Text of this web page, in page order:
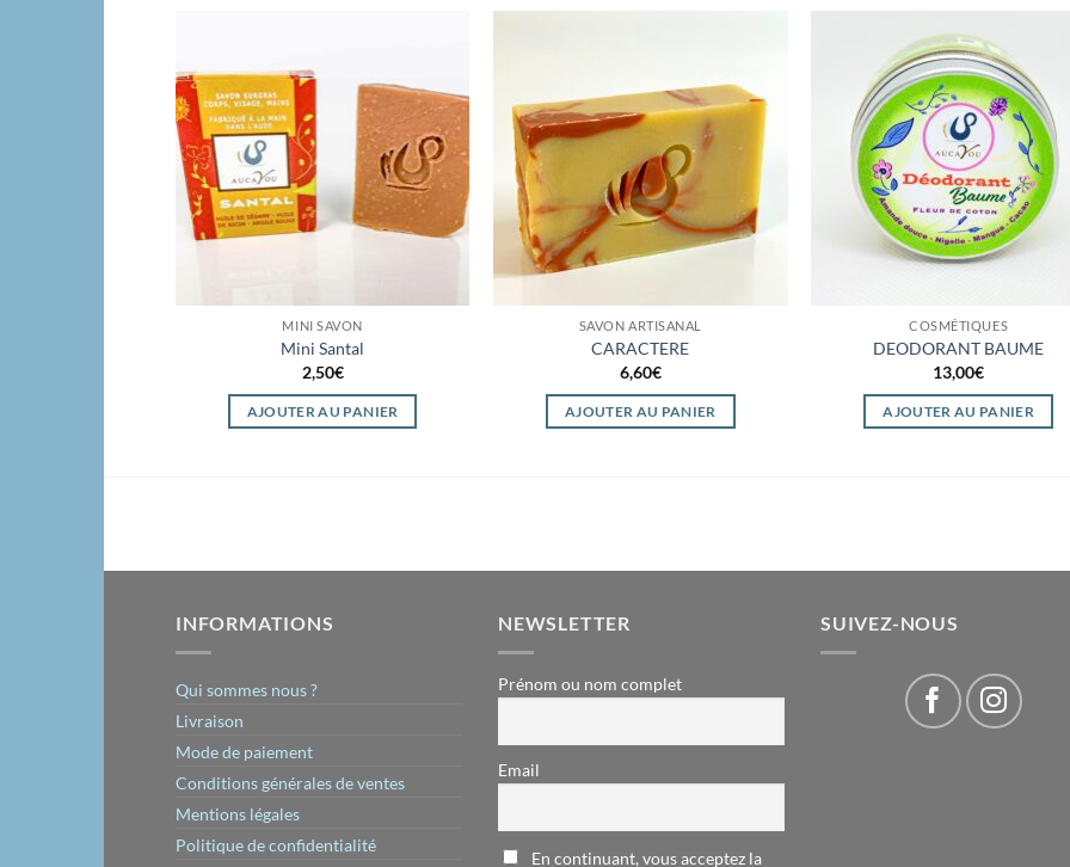
à la
wishlist
MINI SAVON
Mini Santal
2,50€
AJOUTER AU PANIER
à la
wishlist
SAVON ARTISANAL
CARACTERE
6,60€
AJOUTER AU PANIER
COSMÉTIQUES
DEODORANT BAUME
13,00€
AJOUTER AU PANIER
INFORMATIONS
Qui sommes nous ?
Livraison
Mode de paiement
Conditions générales de ventes
Mentions légales
Politique de confidentialité
NEWSLETTER
Prénom ou nom complet
Email
En continuant, vous acceptez la
SUIVEZ-NOUS